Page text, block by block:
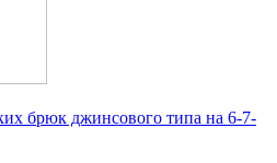
брюк джинсового типа на 6-7-